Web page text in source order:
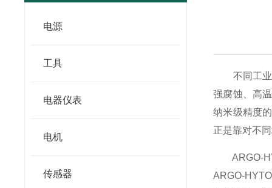
电源
工具
电器仪表
电机
传感器
不同工业场
强腐蚀、高
纳米级精度
正是靠对不
ARGO-
ARGO-